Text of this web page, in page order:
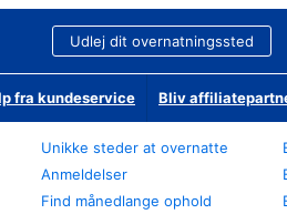
Udlej dit overnatningssted
fra kundeservice Bliv
Unikke steder at overnatte
Anmeldelser
Find månedlange ophold